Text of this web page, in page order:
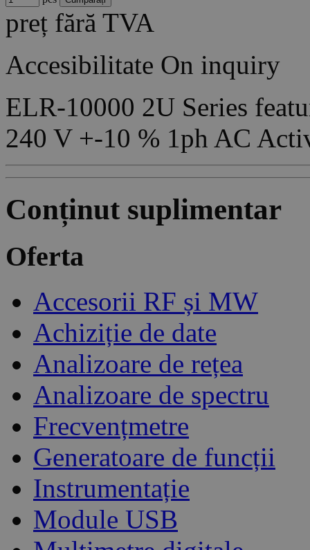
preț fără TVA
Accesibilitate On inquiry
ELR-10000 2U Series
240 V +-10 % 1ph AC
Conținut suplimentar
Oferta
Accesorii RF și MW
Achiziție de date
Analizoare de rețea
Analizoare de spectru
Frecvențmetre
Generatoare de funcții
Instrumentație
Module USB